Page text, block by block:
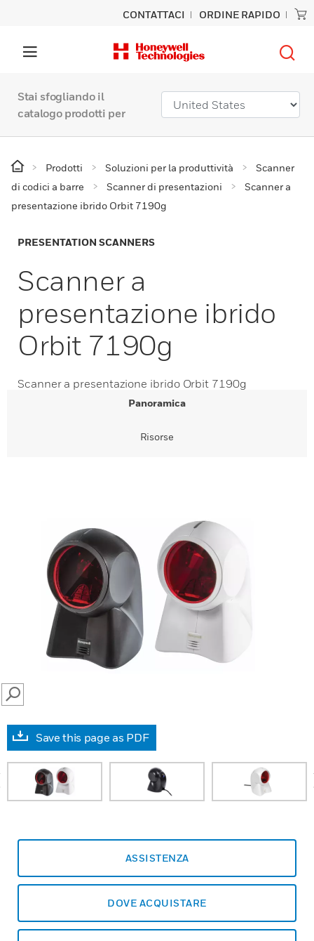
CONTATTACI ORDINE RAPIDO
Stai sfogliando il
catalogo prodotti per
Prodotti Soluzioni per la produttività
Scanner
di codici a barre
Scanner di presentazioni
Scanner a
presentazione ibrido Orbit 7190g
PRESENTATION SCANNERS
Scanner a
presentazione ibrido
Orbit 7190g
Scanner a presentazione ibrido Orbit 7190g
Panoramica
Risorse
SEARCH
Save this page as PDF
ASSISTENZA
DOVE ACQUISTARE